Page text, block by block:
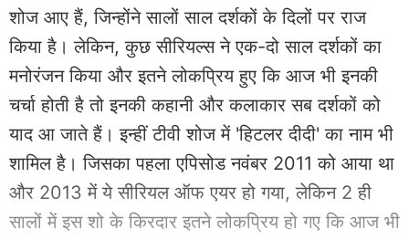
शोज आए हैं, जिन्होंने सालों साल दर्शकों के दिलों पर राज
किया है। लेकिन, कुछ सीरियल्स ने एक-दो साल दर्शकों का
मनोरंजन किया और इतने लोकप्रिय हुए कि आज भी इनकी
चर्चा होती है तो इनकी कहानी और कलाकार सब दर्शकों को
याद आ जाते हैं। इन्हीं टीवी शोज में 'हिटलर दीदी' का नाम भी
शामिल है। जिसका पहला एपिसोड नवंबर 2011 को आया था
और 2013 में ये सीरियल ऑफ एयर हो गया, लेकिन 2 ही
सालों में इस शो के किरदार इतने लोकप्रिय हो गए कि आज भी